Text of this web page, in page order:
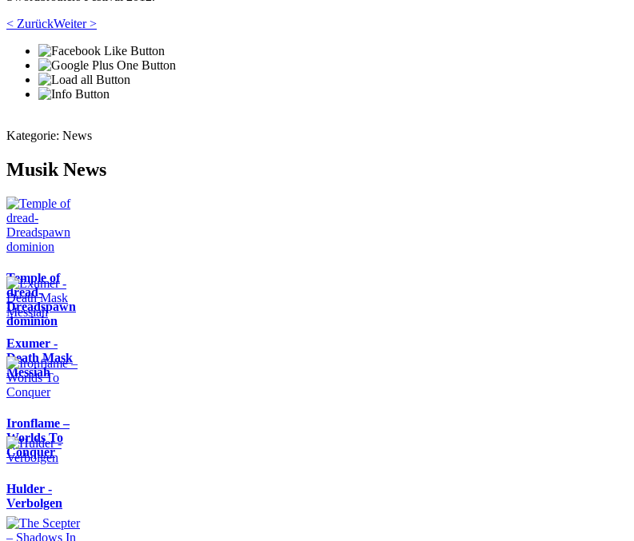
< ZurückWeiter >
Kategorie: News
Musik News
Temple of
dread-
Dreadspawn
dominion
Exumer -
Death Mask
Messiah
Ironflame –
Worlds To
Conquer
Hulder -
Verbolgen